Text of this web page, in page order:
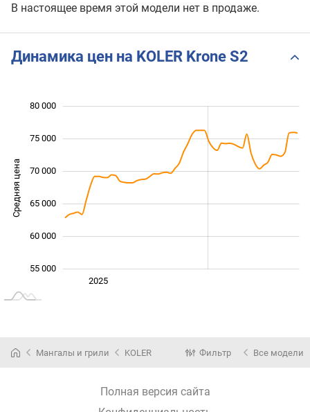
В настоящее время этой модели нет в продаже.
Динамика цен на KOLER Krone S2
Средняя цена
55 000
60 000
65 000
70 000
75 000
80 000
2025
Мангалы и грили KOLER Фильтр Все модели
Полная версия сайта